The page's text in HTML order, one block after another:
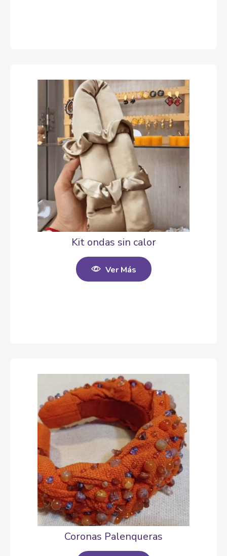
Kit ondas sin calor
Ver Más
Coronas Palenqueras